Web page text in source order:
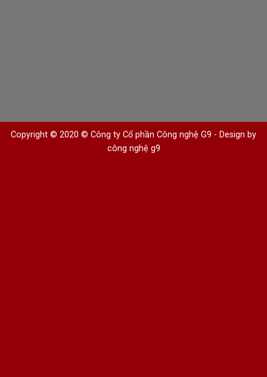
Copyright © 2020 © Công ty Cổ phần Công nghệ G9 - Design by
công nghệ g9